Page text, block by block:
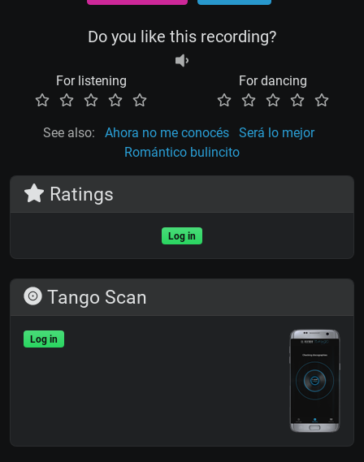
Do you like this recording?
For listening For dancing
See also: Ahora no me conocés
Será lo mejor
Romántico bulincito
Ratings
Log in
Tango Scan
Log in